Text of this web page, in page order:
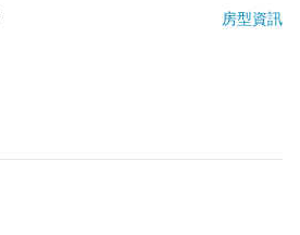
房型資訊